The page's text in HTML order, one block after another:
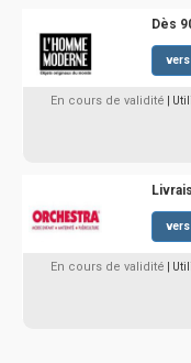
Dès
vers
En cours de validité |
vers
En cours de validité |